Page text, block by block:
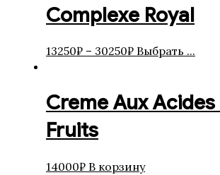
Complexe Royal
13250₽ – 30250₽ Выбрать ...
Creme Aux
Fruits
14000₽ В корзину